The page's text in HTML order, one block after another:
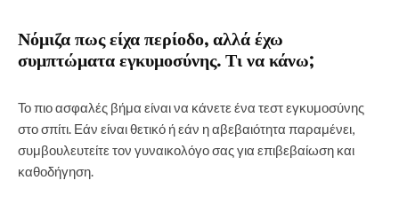
Νόμιζα πως είχα περίοδο, αλλά έχω
συμπτώματα εγκυμοσύνης. Τι να κάνω;
Το πιο ασφαλές βήμα είναι να κάνετε ένα τεστ εγκυμοσύνης
στο σπίτι. Εάν είναι θετικό ή εάν η αβεβαιότητα παραμένει,
συμβουλευτείτε τον γυναικολόγο σας για επιβεβαίωση και
καθοδήγηση.